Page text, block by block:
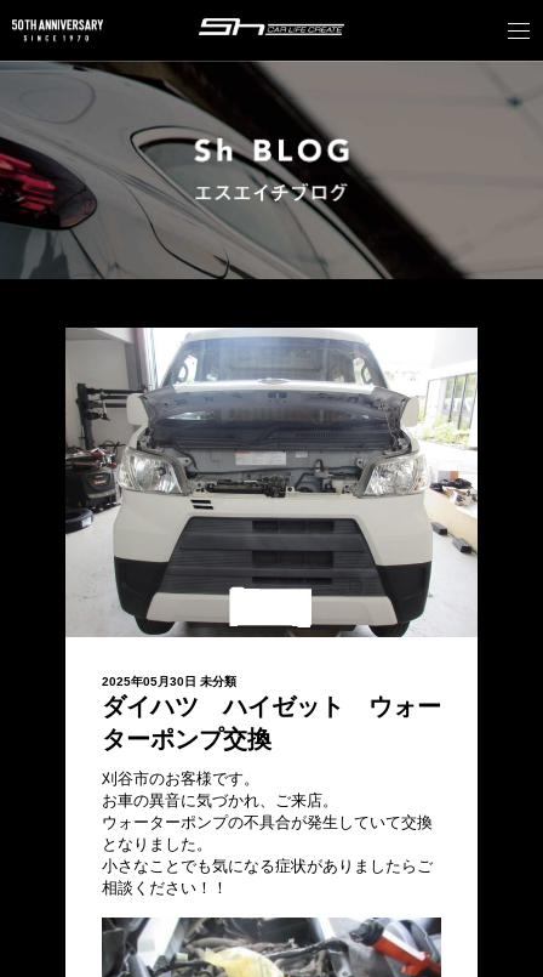
2025年05月30日 未分類
ダイハツ ハイゼット ウォー
ターポンプ交換
刈谷市のお客様です。
お車の異音に気づかれ、ご来店。
ウォーターポンプの不具合が発生していて交換
となりました。
小さなことでも気になる症状がありましたらご
相談ください！！